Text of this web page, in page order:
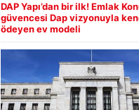
DAP Yapı’dan bir ilk! Emlak
güvencesi Dap vizyonuyla
ödeyen ev modeli